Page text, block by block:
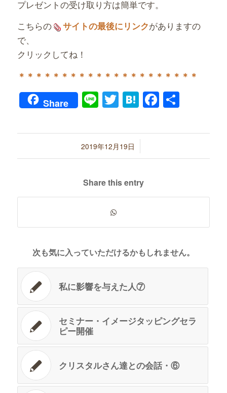
プレゼントの受け取り方は簡単です。
こちらの
サイトの最後にリンクがありますの
で、
クリックしてね！
＊＊＊＊＊＊＊＊＊＊＊＊＊＊＊＊＊＊＊＊＊
Share LineTwitter
Hatena共
2019年12月19日
/
Share this entry
次も気に入っていただけるかもしれません。
私に影響を与えた人⑦
セミナー・イメージタッピングセラ
ピー開催
クリスタルさん達との会話・⑥